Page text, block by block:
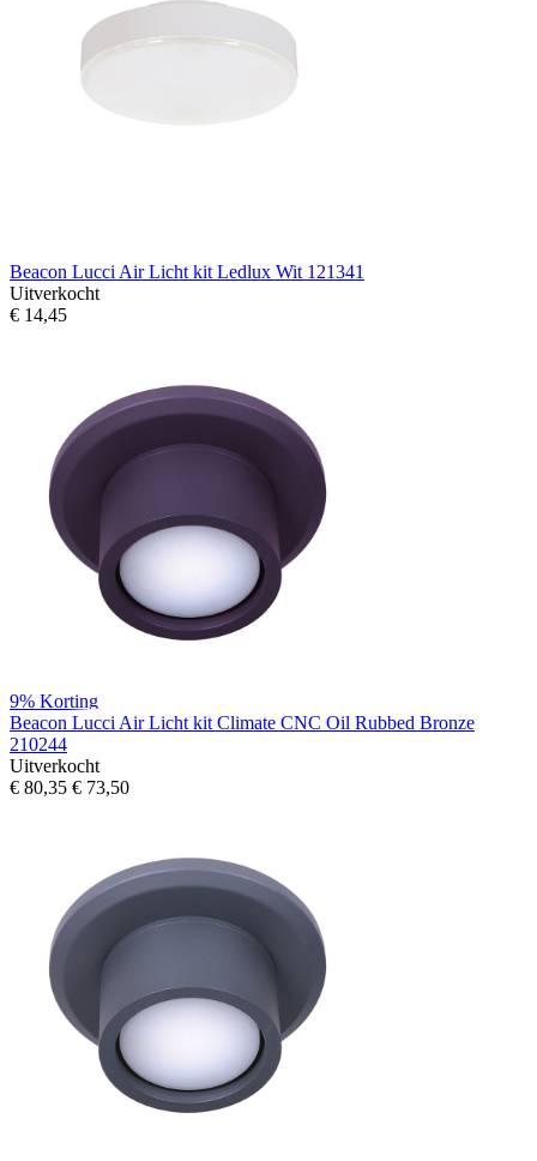
Beacon Lucci Air Licht kit Ledlux Wit 121341
Uitverkocht
€ 14,45
9% Korting
Beacon Lucci Air Licht kit Climate CNC Oil Rubbed Bronze
210244
Uitverkocht
€ 80,35 € 73,50